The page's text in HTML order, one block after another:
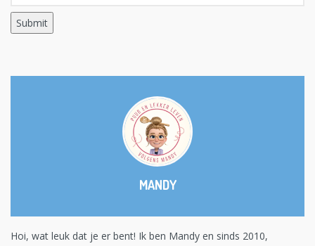
MANDY
Hoi, wat leuk dat je er bent! Ik ben Mandy en sinds 2010,